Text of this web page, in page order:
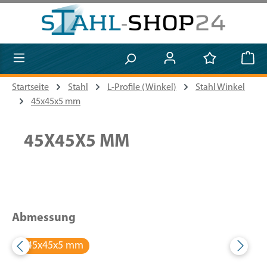
Zum Hauptinhalt springen
Startseite Stahl L-Profile (Winkel)
Stahl Winkel
45x45x5 mm
45X45X5 MM
Abmessung
45x45x5 mm